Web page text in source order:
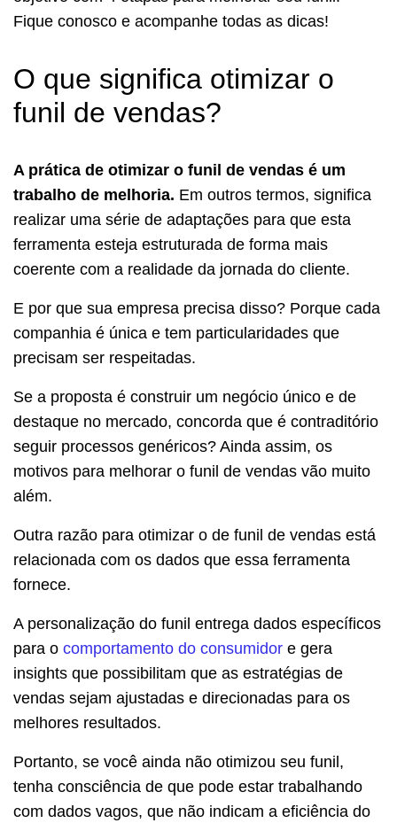
Fique conosco e acompanhe todas as dicas!
O que significa otimizar o
funil de vendas?
A prática de otimizar o funil de vendas é um
trabalho de melhoria. Em outros termos, significa
realizar uma série de adaptações para que esta
ferramenta esteja estruturada de forma mais
coerente com a realidade da jornada do cliente.
E por que sua empresa precisa disso? Porque cada
companhia é única e tem particularidades que
precisam ser respeitadas.
Se a proposta é construir um negócio único e de
destaque no mercado, concorda que é contraditório
seguir processos genéricos? Ainda assim, os
motivos para melhorar o funil de vendas vão muito
além.
Outra razão para otimizar o de funil de vendas está
relacionada com os dados que essa ferramenta
fornece.
A personalização do funil entrega dados específicos
para o comportamento do consumidor e gera
insights que possibilitam que as estratégias de
vendas sejam ajustadas e direcionadas para os
melhores resultados.
Portanto, se você ainda não otimizou seu funil,
tenha consciência de que pode estar trabalhando
com dados vagos, que não indicam a eficiência do